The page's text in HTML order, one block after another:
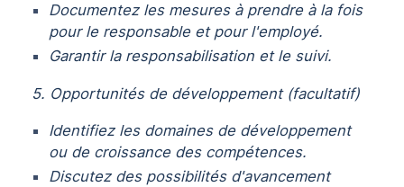
Documentez les mesures à prendre à la fois
pour le responsable et pour l'employé.
Garantir la responsabilisation et le suivi.
5. Opportunités de développement (facultatif)
Identifiez les domaines de développement
ou de croissance des compétences.
Discutez des possibilités d'avancement